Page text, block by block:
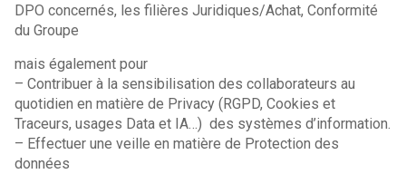
DPO concernés, les filières Juridiques/Achat, Conformité
du Groupe
mais également pour
– Contribuer à la sensibilisation des collaborateurs au
quotidien en matière de Privacy (RGPD, Cookies et
Traceurs, usages Data et IA…) des systèmes d’information.
– Effectuer une veille en matière de Protection des
données